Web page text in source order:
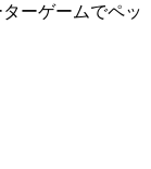
ーゲームでペッ